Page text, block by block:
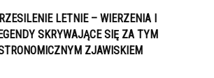
LETNIE – WIERZENIA I
SKRYWAJĄCE SIĘ ZA TYM
ZJAWISKIEM